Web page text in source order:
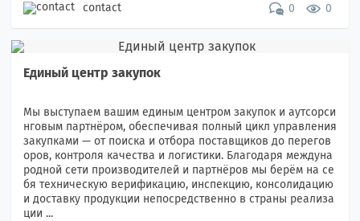
contact 0 0
Единый центр закупок
Мы выступаем вашим единым центром закупок и аутсорси
нговым партнёром, обеспечивая полный цикл управления
закупками — от поиска и отбора поставщиков до перегов
оров, контроля качества и логистики. Благодаря междуна
родной сети производителей и партнёров мы берём на се
бя техническую верификацию, инспекцию, консолидацию
и доставку продукции непосредственно в страны реализа
ции ...